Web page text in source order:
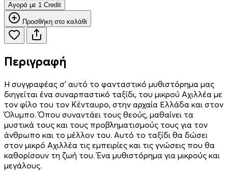
Aγορά με 1 Credit
Προσθήκη στο καλάθι
Περιγραφή
Η συγγραφέας σ' αυτό το φανταστικό μυθιστόρημα μας
διηγείται ένα συναρπαστικό ταξίδι, του μικρού Αχιλλέα με
τον φίλο του τον Κένταυρο, στην αρχαία Ελλάδα και στον
Όλυμπο. Όπου συναντάει τους θεούς, μαθαίνει τα
μυστικά τους και τους προβληματισμούς τους για τον
άνθρωπο και το μέλλον του. Αυτό το ταξίδι θα δώσει
στον μικρό Αχιλλέα τις εμπειρίες και τις γνώσεις που θα
καθορίσουν τη ζωή του. Ένα μυθιστόρημα για μικρούς και
μεγάλους.